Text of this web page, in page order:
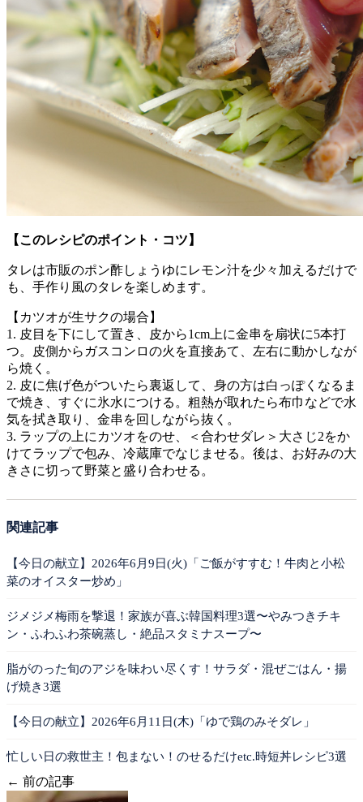
【このレシピのポイント・コツ】
タレは市販のポン酢しょうゆにレモン汁を少々加えるだけで
も、手作り風のタレを楽しめます。
【カツオが生サクの場合】
1. 皮目を下にして置き、皮から1cm上に金串を扇状に5本打
つ。皮側からガスコンロの火を直接あて、左右に動かしなが
ら焼く。
2. 皮に焦げ色がついたら裏返して、身の方は白っぽくなるま
で焼き、すぐに氷水につける。粗熱が取れたら布巾などで水
気を拭き取り、金串を回しながら抜く。
3. ラップの上にカツオをのせ、＜合わせダレ＞大さじ2をか
けてラップで包み、冷蔵庫でなじませる。後は、お好みの大
きさに切って野菜と盛り合わせる。
関連記事
【今日の献立】2026年6月9日(火)「ご飯がすすむ！牛肉と小松
菜のオイスター炒め」
ジメジメ梅雨を撃退！家族が喜ぶ韓国料理3選〜やみつきチキ
ン・ふわふわ茶碗蒸し・絶品スタミナスープ〜
脂がのった旬のアジを味わい尽くす！サラダ・混ぜごはん・揚
げ焼き3選
【今日の献立】2026年6月11日(木)「ゆで鶏のみそダレ」
忙しい日の救世主！包まない！のせるだけetc.時短丼レシピ3選
← 前の記事